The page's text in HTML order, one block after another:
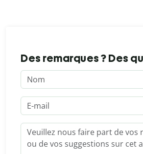
Des remarques ? Des